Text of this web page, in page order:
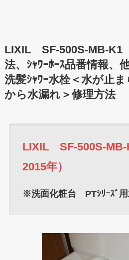
LIXIL SF-500S-MB-K1
法、ｼｬﾜｰﾎｰｽ品番情報、
洗髪ｼｬﾜｰ水栓＜水が止ま
から水漏れ＞修理方法
LIXIL SF-500S-MB-
2015年）
※洗面化粧台 PTｼﾘｰｽﾞ用